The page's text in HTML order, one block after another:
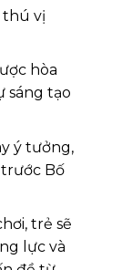
thú vị
hòa
sáng tạo
ý tưởng,
Bố
trẻ sẽ
lực và